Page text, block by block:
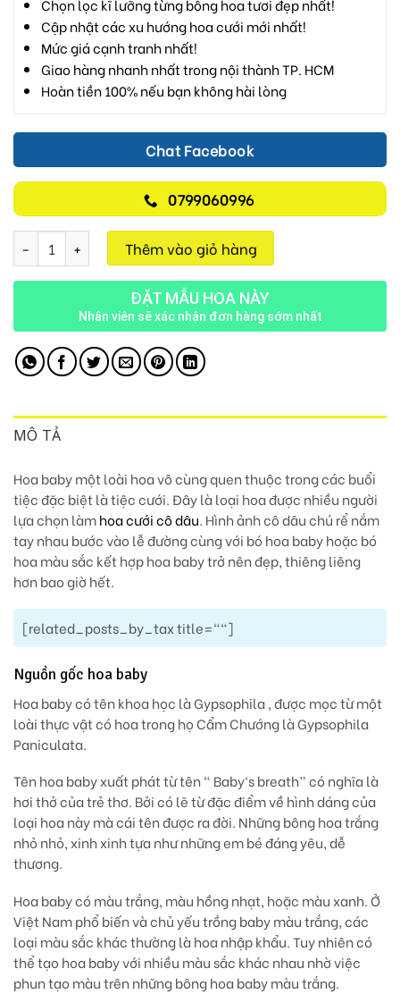
Chọn lọc kĩ lưỡng từng bông hoa tươi đẹp nhất!
Cập nhật các xu hướng hoa cưới mới nhất!
Mức giá cạnh tranh nhất!
Giao hàng nhanh nhất trong nội thành TP. HCM
Hoàn tiền 100% nếu bạn không hài lòng
Chat Facebook
0799060996
I LOVE YOU H384 số lượngThêm vào giỏ hàng
ĐẶT MẪU HOA NÀY
Nhân viên sẽ xác nhận đơn hàng sớm nhất
MÔ TẢ
Hoa baby một loài hoa vô cùng quen thuộc trong các buổi
tiệc đặc biệt là tiệc cưới. Đây là loại hoa được nhiều người
lựa chọn làmhoa cưới cô dâu. Hình ảnh cô dâu chú rể nắm
tay nhau bước vào lễ đường cùng với bó hoa baby hoặc bó
hoa màu sắc kết hợp hoa baby trở nên đẹp, thiêng liêng
hơn bao giờ hết.
[related_posts_by_tax title=""]
Nguồn gốc hoa baby
Hoa baby có tên khoa học là Gypsophila , được mọc từ một
loài thực vật có hoa trong họ Cẩm Chướng là Gypsophila
Paniculata.
Tên hoa baby xuất phát từ tên “ Baby‘s breath” có nghĩa là
hơi thở của trẻ thơ. Bởi có lẽ từ đặc điểm về hình dáng của
loại hoa này mà cái tên được ra đời. Những bông hoa trắng
nhỏ nhỏ, xinh xinh tựa như những em bé đáng yêu, dễ
thương.
Hoa baby có màu trắng, màu hồng nhạt, hoặc màu xanh. Ở
Việt Nam phổ biến và chủ yếu trồng baby màu trắng, các
loại màu sắc khác thường là hoa nhập khẩu. Tuy nhiên có
thể tạo hoa baby với nhiều màu sắc khác nhau nhờ việc
phun tạo màu trên những bông hoa baby màu trắng.